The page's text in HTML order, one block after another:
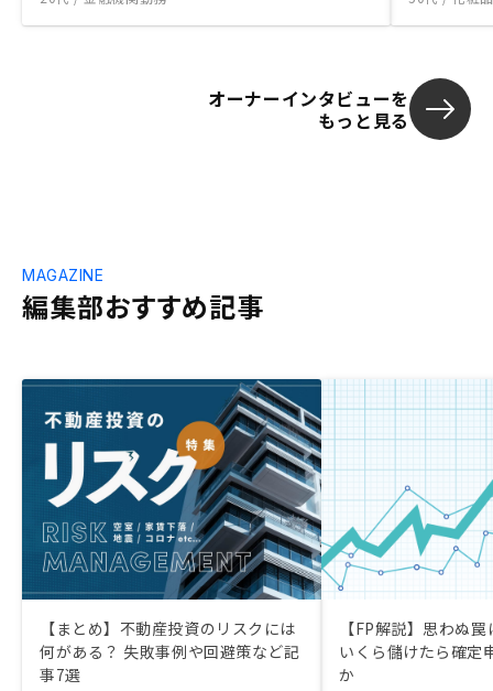
オーナーインタビューを
もっと見る
編集部おすすめ記事
MAGAZINE
【まとめ】不動産投資のリスクには
何がある？ 失敗事例や回避策など記
事7選
【FP解説】思わぬ
いくら儲けたら確定
か